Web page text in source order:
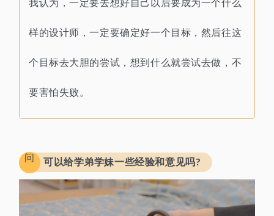
样的设计师，一定要确定好一个目标， 然后往这
个目标去大胆的尝试， 想到什么就尝试去做， 不
要害怕失败。
问 可以给学弟学妹一些经验和意见吗?